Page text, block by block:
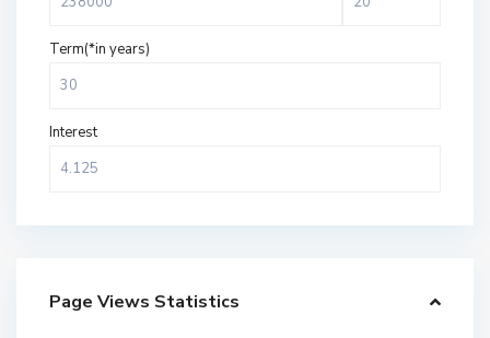
Term(*in years)
Interest
Page Views Statistics